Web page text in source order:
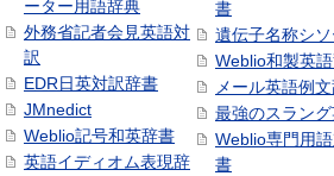
ーター用語辞典
外務省記者会見英語対
訳
EDR日英対訳辞書
JMnedict
Weblio記号和英辞書
英語イディオム表現辞
書
遺伝子名称シ
Weblio和製英
メール英語例
最強のスラン
Weblio専門用
書